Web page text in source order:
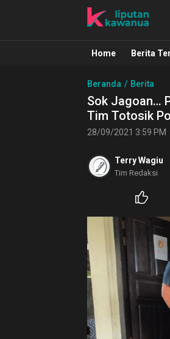
Liputan
Berita
Home Berita
Beranda Berita
Sok Jagoan…
Tim Totosik
28/09/2021 3:59 PM
Terry Wagiu
Tim Redaksi